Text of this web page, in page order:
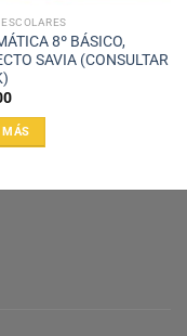
8º BÁSICO,
SAVIA (CONSULTAR
MÁS